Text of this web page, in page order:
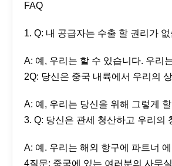
FAQ
1. Q: 내 공급자는 수출 할 권리가
A: 예, 우리는 할 수 있습니다. 우리
2Q: 당신은 중국 내륙에서 우리의
A: 예, 우리는 당신을 위해 그렇게
3. Q: 당신은 관세 청산하고 우리의
A: 예. 우리는 해외 항구에 파트너
4질문: 중국에 있는 여러분의 사무